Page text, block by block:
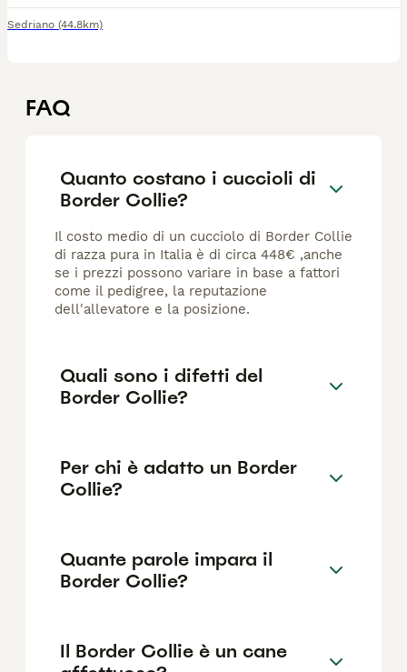
Sedriano (44.8km)
FAQ
Quanto costano i cuccioli di
Border Collie?
Il costo medio di un cucciolo di Border Collie
di razza pura in Italia è di circa 448€ ,anche
se i prezzi possono variare in base a fattori
come il pedigree, la reputazione
dell'allevatore e la posizione.
Quali sono i difetti del
Border Collie?
Per chi è adatto un Border
Collie?
Quante parole impara il
Border Collie?
Il Border Collie è un cane